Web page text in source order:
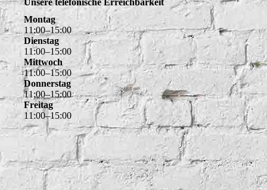
Montag
11 :00–15:00
Dienstag
11:00–15:00
Mittwoch
11:00–15:00
Donnerstag
11:00–15:00
Freitag
11 :00–15:00